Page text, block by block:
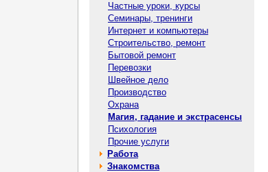
Частные уроки, курсы
Семинары, тренинги
Интернет и компьютеры
Строительство, ремонт
Бытовой ремонт
Перевозки
Швейное дело
Производство
Охрана
Магия, гадание и экстрасенсы
Психология
Прочие услуги
Работа
Знакомства